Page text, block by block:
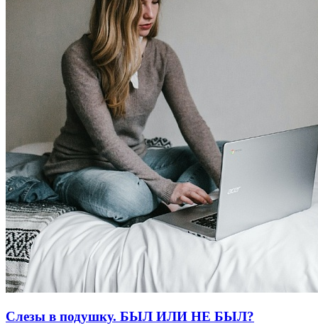
Слезы в подушку. БЫЛ ИЛИ НЕ БЫЛ?